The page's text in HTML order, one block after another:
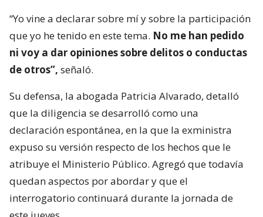
“Yo vine a declarar sobre mí y sobre la participación
que yo he tenido en este tema. No me han pedido
ni voy a dar opiniones sobre delitos o conductas
de otros”, señaló.
Su defensa, la abogada Patricia Alvarado, detalló
que la diligencia se desarrolló como una
declaración espontánea, en la que la exministra
expuso su versión respecto de los hechos que le
atribuye el Ministerio Público. Agregó que todavía
quedan aspectos por abordar y que el
interrogatorio continuará durante la jornada de